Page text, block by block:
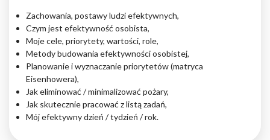
Zachowania, postawy ludzi efektywnych,
Czym jest efektywność osobista,
Moje cele, priorytety, wartości, role,
Metody budowania efektywności osobistej,
Planowanie i wyznaczanie priorytetów (matryca
Eisenhowera),
Jak eliminować / minimalizować pożary,
Jak skutecznie pracować z listą zadań,
Mój efektywny dzień / tydzień / rok.
Nieklasyfikowane pliki cookie, to pliki, które są w procesie
klasyfikowania, wraz z dostawcami poszczególnych ciasteczek.
Odrzuć
Zapisz moje preferencje
Akceptuj wszystko